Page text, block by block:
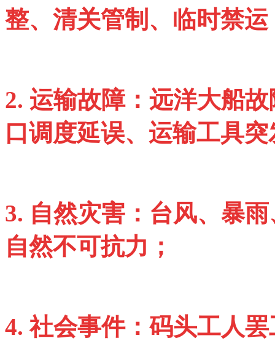
整、清关管制、临时禁运
2. 运输故障：远洋大船
口调度延误、运输工具
3. 自然灾害：台风、暴
自然不可抗力；
4.社会事件：码头工人